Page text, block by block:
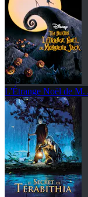
L'Étrange Noël de M.